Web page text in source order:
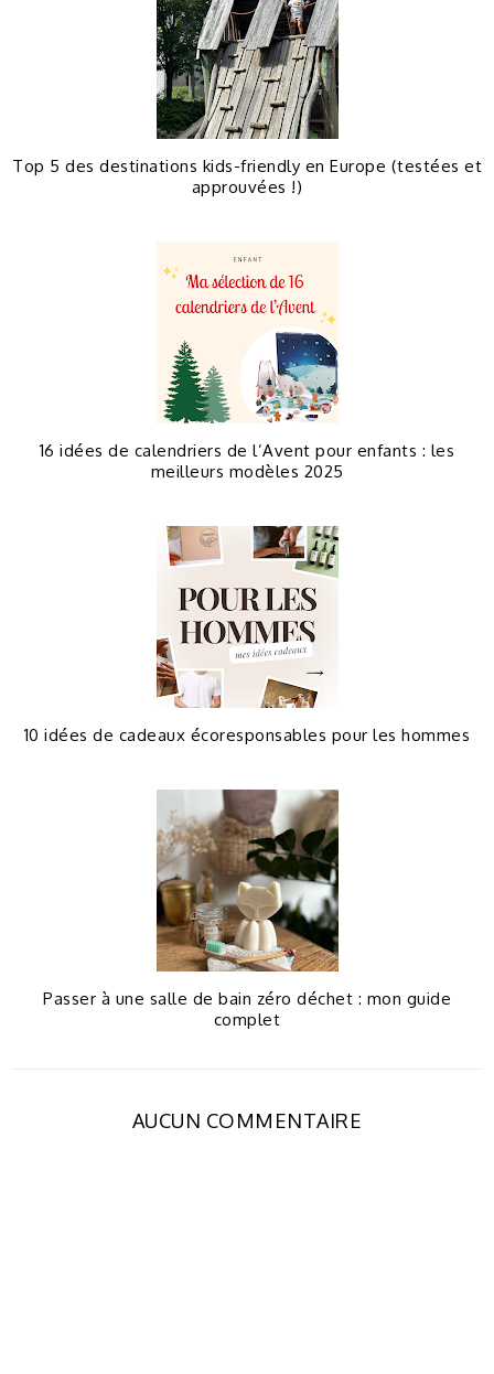
Top 5 des destinations kids-friendly en Europe (testées et
approuvées !)
16 idées de calendriers de l’Avent pour enfants : les
meilleurs modèles 2025
10 idées de cadeaux écoresponsables pour les hommes
Passer à une salle de bain zéro déchet : mon guide
complet
AUCUN COMMENTAIRE